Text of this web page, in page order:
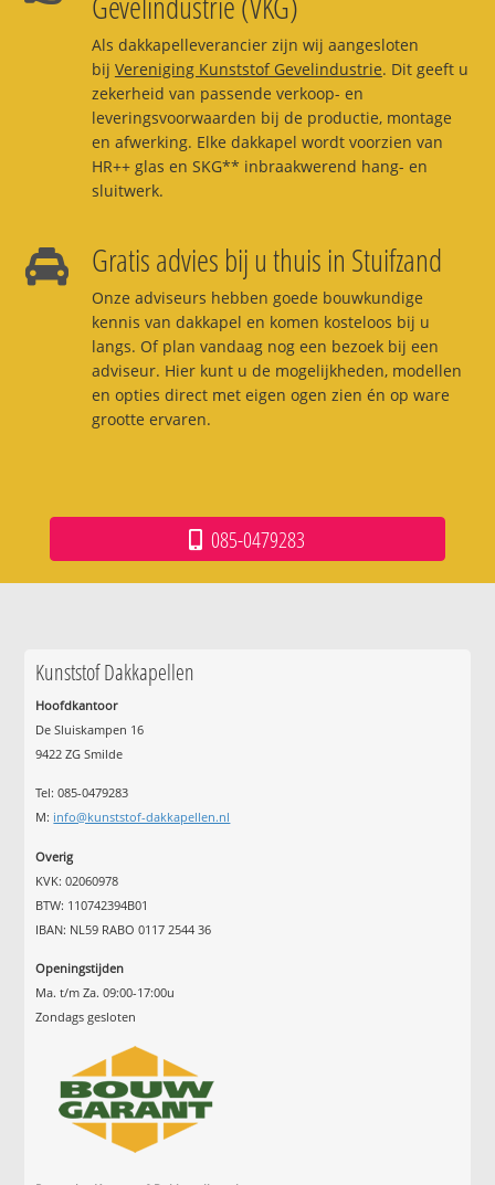
Als dakkapelleverancier zijn wij aangesloten
bij Vereniging Kunststof Gevelindustrie. Dit geeft u
zekerheid van passende verkoop- en
leveringsvoorwaarden bij de productie, montage
en afwerking. Elke dakkapel wordt voorzien van
HR++ glas en SKG** inbraakwerend hang- en
sluitwerk.
Gratis advies bij u thuis in Stuifzand
Onze adviseurs hebben goede bouwkundige
kennis van dakkapel en komen kosteloos bij u
langs. Of plan vandaag nog een bezoek bij een
adviseur. Hier kunt u de mogelijkheden, modellen
en opties direct met eigen ogen zien én op ware
grootte ervaren.
085-0479283
Kunststof Dakkapellen
Hoofdkantoor
De Sluiskampen 16
9422 ZG Smilde
Tel: 085-0479283
M: info@kunststof-dakkapellen.nl
Overig
KVK: 02060978
BTW: 110742394B01
IBAN: NL59 RABO 0117 2544 36
Openingstijden
Ma. t/m Za. 09:00-17:00u
Zondags gesloten